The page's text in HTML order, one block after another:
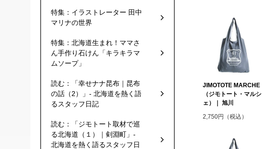
JIMOTOTE MARCHE
（ジモトート・マルシ
ェ）｜ 旭川
2,750円（税込）
特集：イラストレーター 田中
マリナの世界
特集：北海道生まれ！ママさ
ん手作り石けん「キラキラマ
ムソープ」
読む：「幸せナナ昆布｜昆布
の話（2）」- 北海道を熱く語
るスタッフ日記
読む：「ジモトート取材で巡
る北海道（１）｜剣淵町」-
北海道を熱く語るスタッフ日